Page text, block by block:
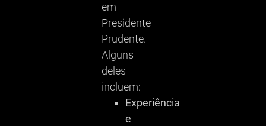
em
Presidente
Prudente.
Alguns
deles
incluem:
Experiência
e